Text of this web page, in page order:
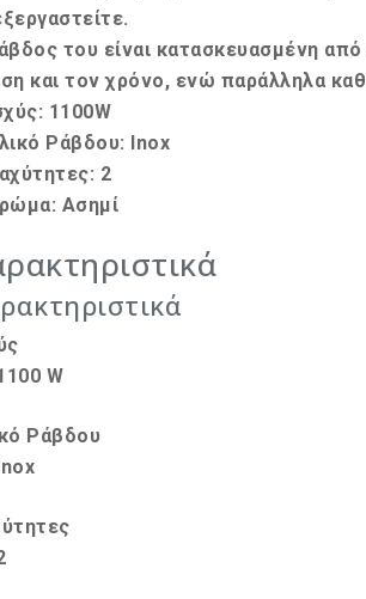
του είναι κατασκευασμένη
και τον χρόνο, ενώ παράλληλα
1100W
Ράβδου: Inox
2
Ασημί
W
Ράβδου